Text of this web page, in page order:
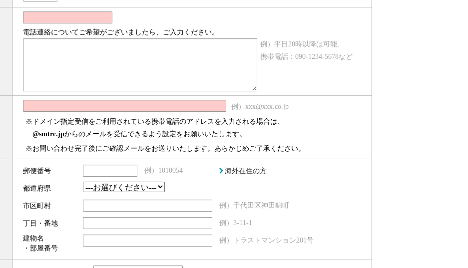
電話連絡についてご希望がございましたら、ご入力ください。
例）平日20時以降は可能、
携帯電話：090-1234-5678など
例）xxx@xxx.co.jp
※ドメイン指定受信をご利用されている携帯電話のアドレスを入力される場合は、
@smtrc.jpからのメールを受信できるよう設定をお願いいたします。
※お問い合わせ完了後にご確認メールをお送りいたします。あらかじめご了承ください。
郵便番号 例）1010054 ú 海外在住の方
都道府県
市区町村 例）千代田区神田錦町
丁目・番地 例）3-11-1
建物名
・部屋番号
例）トラストマンション201号